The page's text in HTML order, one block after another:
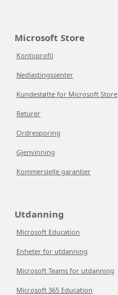
Microsoft Store
Kontoprofil
Nedlastingssenter
Kundestøtte for Microsoft Store
Returer
Ordresporing
Gjenvinning
Kommersielle garantier
Utdanning
Microsoft Education
Enheter for utdanning
Microsoft Teams for utdanning
Microsoft 365 Education